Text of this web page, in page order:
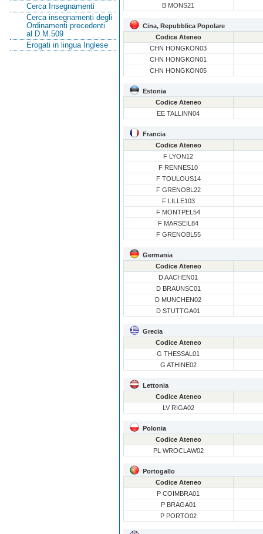
Cerca Insegnamenti
Cerca insegnamenti degli
Ordinamenti precedenti
al D.M.509
Erogati in lingua Inglese
B MONS21
Cina, Repubblica Popolare
Codice Ateneo
CHN HONGKON03
CHN HONGKON01
CHN HONGKON05
Estonia
Codice Ateneo
EE TALLINN04
Francia
Codice Ateneo
F LYON12
F RENNES10
F TOULOUS14
F GRENOBL22
F LILLE103
F MONTPEL54
F MARSEIL84
F GRENOBL55
Germania
Codice Ateneo
D AACHEN01
D BRAUNSC01
D MUNCHEN02
D STUTTGA01
Grecia
Codice Ateneo
G THESSAL01
G ATHINE02
Lettonia
Codice Ateneo
LV RIGA02
Polonia
Codice Ateneo
PL WROCLAW02
Portogallo
Codice Ateneo
P COIMBRA01
P BRAGA01
P PORTO02